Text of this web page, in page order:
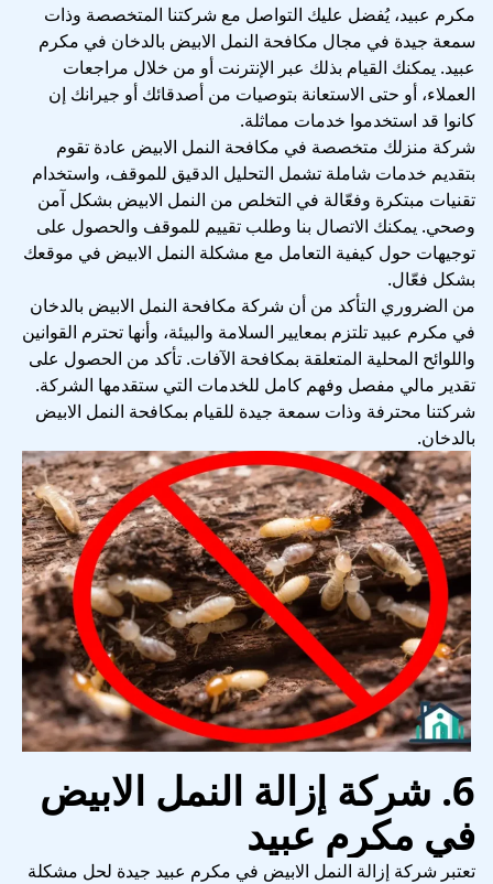
مكرم عبيد، يُفضل عليك التواصل مع شركتنا المتخصصة وذات
سمعة جيدة في مجال مكافحة النمل الابيض بالدخان في مكرم
عبيد. يمكنك القيام بذلك عبر الإنترنت أو من خلال مراجعات
العملاء، أو حتى الاستعانة بتوصيات من أصدقائك أو جيرانك إن
كانوا قد استخدموا خدمات مماثلة.
شركة منزلك متخصصة في مكافحة النمل الابيض عادة تقوم
بتقديم خدمات شاملة تشمل التحليل الدقيق للموقف، واستخدام
تقنيات مبتكرة وفعّالة في التخلص من النمل الابيض بشكل آمن
وصحي. يمكنك الاتصال بنا وطلب تقييم للموقف والحصول على
توجيهات حول كيفية التعامل مع مشكلة النمل الابيض في موقعك
بشكل فعّال.
من الضروري التأكد من أن شركة مكافحة النمل الابيض بالدخان
في مكرم عبيد تلتزم بمعايير السلامة والبيئة، وأنها تحترم القوانين
واللوائح المحلية المتعلقة بمكافحة الآفات. تأكد من الحصول على
تقدير مالي مفصل وفهم كامل للخدمات التي ستقدمها الشركة.
شركتنا محترفة وذات سمعة جيدة للقيام بمكافحة النمل الابيض
بالدخان.
6. شركة إزالة النمل الابيض
في مكرم عبيد
تعتبر شركة إزالة النمل الابيض في مكرم عبيد جيدة لحل مشكلة